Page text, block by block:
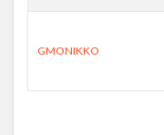
GMONIKKO